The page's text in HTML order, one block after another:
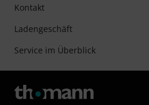
Kontakt
Ladengeschäft
Service im Überblick